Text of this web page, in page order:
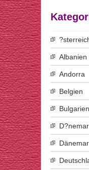
Albanien
Andorra
Belgien
Bulgarien